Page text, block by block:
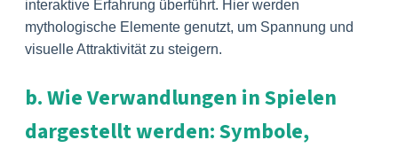
interaktive Erfahrung überführt. Hier werden
mythologische Elemente genutzt, um Spannung und
visuelle Attraktivität zu steigern.
b. Wie Verwandlungen in Spielen
dargestellt werden: Symbole,